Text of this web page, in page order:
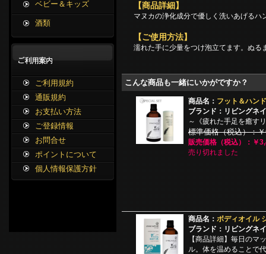
【商品詳細】
マヌカの浄化成分で優しく洗いあげる
【ご使用方法】
濡れた手に少量をつけ泡立てます。ぬ
こんな商品も一緒にいかがですか？
商品名： フット＆ハン
ブランド：リビングネ
～《疲れた手足を癒す
標準価格（税込）：
販売価格（税込）：￥
売り切れました
商品名： ボディオイル
ブランド：リビングネ
【商品詳細】毎日のマ
ル。体を温めることで
ベビー＆キッズ
酒類
ご利用規約
通販規約
お支払い方法
ご登録情報
お問合せ
ポイントについて
個人情報保護方針